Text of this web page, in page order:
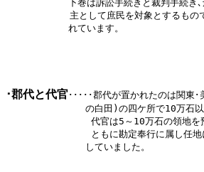
下巻は訴訟手続きと裁判手続き
　   　 主として庶民を対象とするもの
           れています。
･郡代と代官･････郡代が置かれたのは関東
の白田)の四ケ所で10万石以
代官は5～10万石の領地を
ともに勘定奉行に属し任地
              していました。